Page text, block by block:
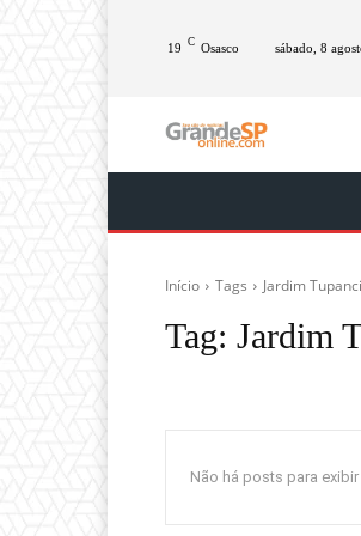
19 C Osasco sábado, 8
Início Tags Jardim Tupanci
Tag: Jardim
Não há posts para exibir